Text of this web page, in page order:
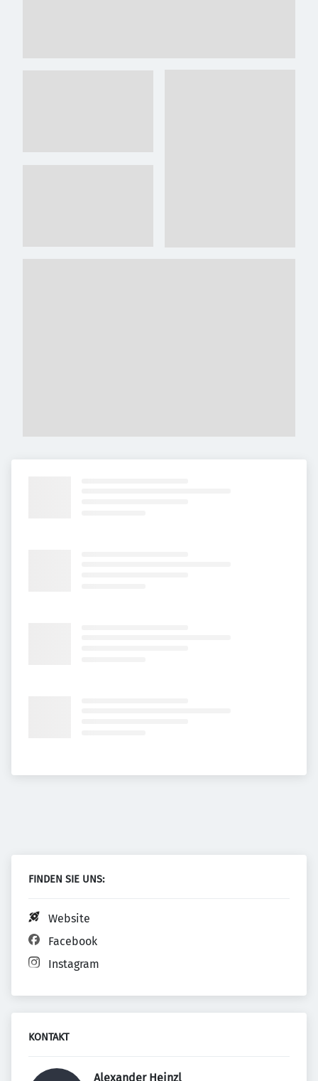
FINDEN SIE UNS:
Website
Facebook
Instagram
KONTAKT
Alexander Heinzl